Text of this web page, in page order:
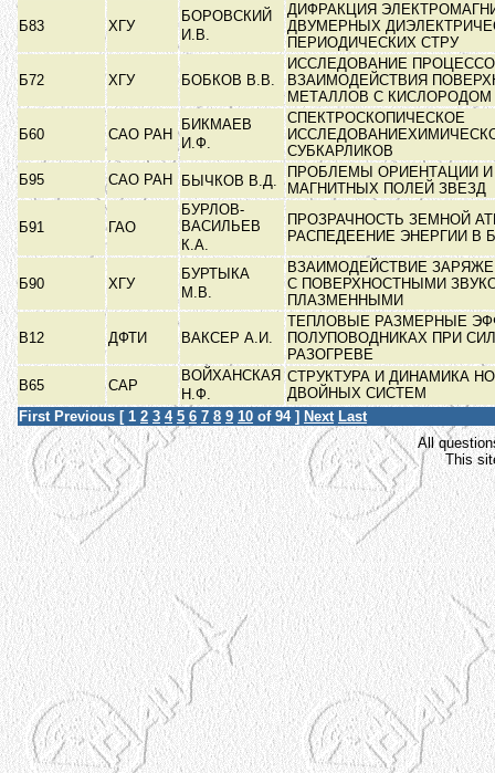
Б83 ХГУ
БОРОВСКИЙ
И.В.
ДИФРАКЦИЯ
ДВУМЕРНЫХ
ПЕРИОДИЧЕСКИХ СТРУ
Б72 ХГУ БОБКОВ В.В.
ИССЛЕДОВАНИЕ
ВЗАИМОДЕЙСТВИЯ
МЕТАЛЛОВ С КИСЛОРОДОМ
Б60 САО РАН
БИКМАЕВ
И.Ф.
СПЕКТРОСКОПИЧЕСКОЕ
СУБКАРЛИКОВ
Б95
САО РАН БЫЧКОВ В.Д.
ПРОБЛЕМЫ ОРИЕНТАЦИИ И
МАГНИТНЫХ ПОЛЕЙ ЗВЕЗД
Б91 ГАО
БУРЛОВ-
ВАСИЛЬЕВ
К.А.
ПРОЗРАЧНОСТЬ ЗЕМНОЙ
РАСПЕДЕЕНИЕ ЭНЕРГИИ В
Б90 ХГУ
БУРТЫКА
М.В.
ВЗАИМОДЕЙСТВИЕ
С ПОВЕРХНОСТНЫМИ
ПЛАЗМЕННЫМИ
В12 ДФТИ ВАКСЕР А.И.
ТЕПЛОВЫЕ РАЗМЕРНЫЕ
ПОЛУПОВОДНИКАХ ПРИ
РАЗОГРЕВЕ
В65
САР
ВОЙХАНСКАЯ
Н.Ф.
СТРУКТУРА И ДИНАМИКА
ДВОЙНЫХ СИСТЕМ
First Previous [ 1 2 3 4 5 6 7 8 9 10 of 94 ] Next Last
All
This